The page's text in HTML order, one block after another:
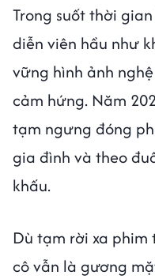
Trong suốt thời
diễn viên hầu như
vững hình ảnh
cảm hứng. Năm
tạm ngưng đóng
gia đình và theo
khấu.
Dù tạm rời xa
cô vẫn là gương